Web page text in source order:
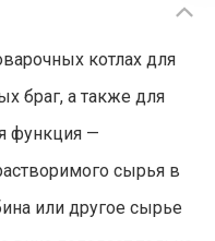
котлах для
браг, а также для
функция —
сырья в
или другое сырье